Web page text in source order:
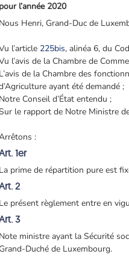
pour l’année 2020
Nous Henri, Grand-Duc de
l’article 225bis, alinéa 6, du
l’avis de la Chambre de
L’avis de la Chambre des
ayant été demandé ;
Notre Conseil d’État entendu ;
le rapport de Notre Ministre
:
1er
La prime de répartition pure est
2
Le présent règlement entre en
3
Note ministre ayant la Sécurité
Grand-Duché de Luxembourg.